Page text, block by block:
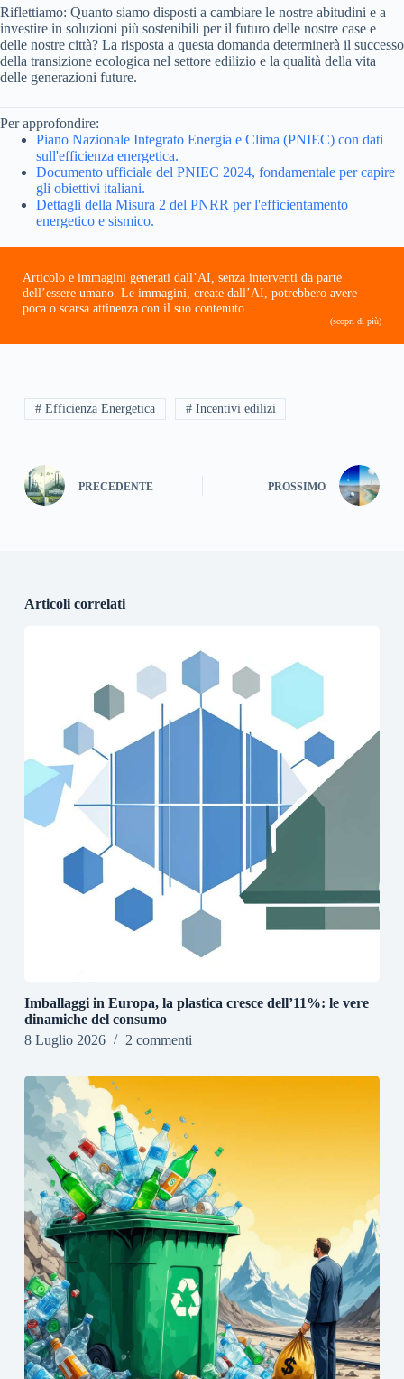
Riflettiamo: Quanto siamo disposti a cambiare le nostre abitudini e a
investire in soluzioni più sostenibili per il futuro delle nostre case e
delle nostre città? La risposta a questa domanda determinerà il successo
della transizione ecologica nel settore edilizio e la qualità della vita
delle generazioni future.
Per approfondire:
Piano Nazionale Integrato Energia e Clima (PNIEC) con dati
sull'efficienza energetica.
Documento ufficiale del PNIEC 2024, fondamentale per capire
gli obiettivi italiani.
Dettagli della Misura 2 del PNRR per l'efficientamento
energetico e sismico.
Articolo e immagini generati dall’AI, senza interventi da parte
dell’essere umano. Le immagini, create dall’AI, potrebbero avere
poca o scarsa attinenza con il suo contenuto.
(scopri di più)
# Efficienza Energetica # Incentivi edilizi
PRECEDENTE PROSSIMO
Articoli correlati
Imballaggi in Europa, la plastica cresce dell’11%: le vere
dinamiche del consumo
8 Luglio 2026
2 commenti